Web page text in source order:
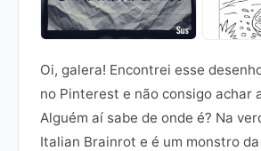
Oi, galera! Encontrei esse
no Pinterest e não consigo achar
Alguém aí sabe de onde é? Na
Italian Brainrot e é um monstro